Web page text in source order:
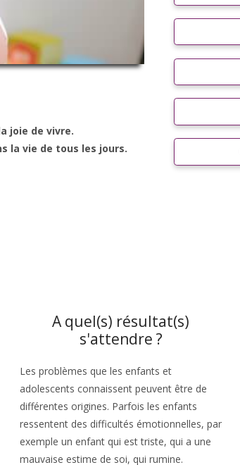
joie de vivre.
la vie de tous les jours.
A quel(s) résultat(s)
s'attendre ?
Les problèmes que les enfants et
adolescents connaissent peuvent être de
différentes origines. Parfois les enfants
ressentent des difficultés émotionnelles, par
exemple un enfant qui est triste, qui a une
mauvaise estime de soi, qui rumine.